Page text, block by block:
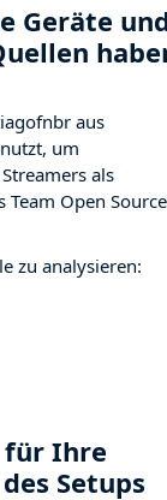
Geräte
aus
um
als
Open
zu analysieren:
für Ihre
Setups